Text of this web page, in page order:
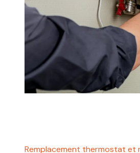
Remplacement thermostat et